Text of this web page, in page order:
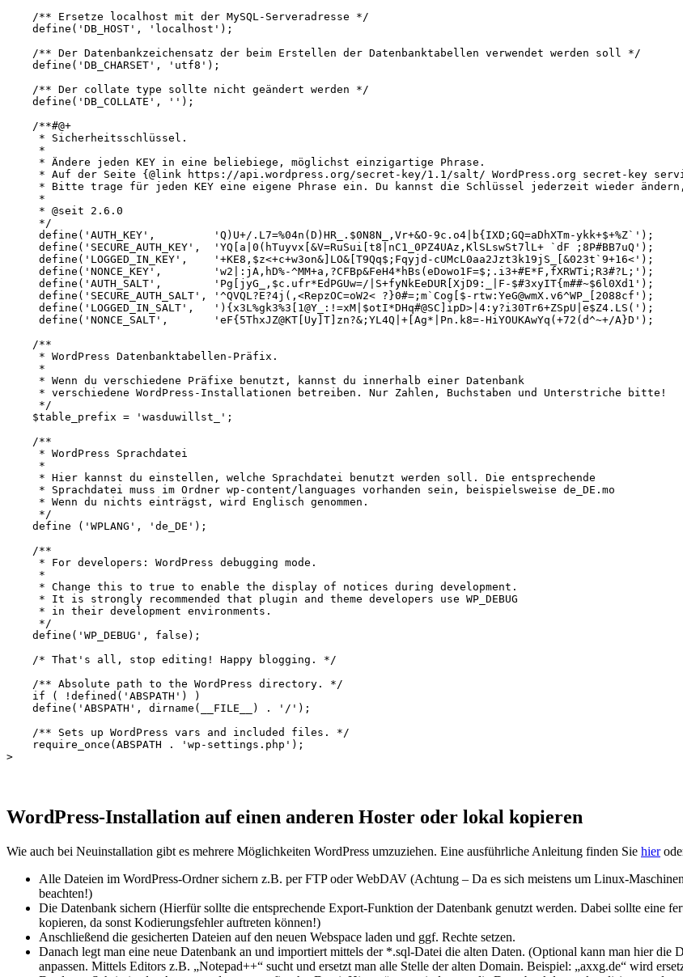
    /** Ersetze localhost mit der MySQL-Serveradresse */
    define('DB_HOST', 'localhost');
    /** Der Datenbankzeichensatz der beim Erstellen der Datenbanktabellen verwendet werden soll */
    define('DB_CHARSET', 'utf8');
    /** Der collate type sollte nicht geändert werden */
    define('DB_COLLATE', '');
    /**#@+
     * Sicherheitsschlüssel.
     *
     * Ändere jeden KEY in eine beliebiege, möglichst einzigartige Phrase.
* Auf der Seite {@link https://api.wordpress.org/secret-key/1.1/salt/ WordPress.org secret-key
* Bitte trage für jeden KEY eine eigene Phrase ein. Du kannst die Schlüssel jederzeit wieder
     *
     * @seit 2.6.0
     */
     define('AUTH_KEY',         'Q)U+/.L7=%04n(D)HR_.$0N8N_,Vr+&O-9c.o4|b{IXD;GQ=aDhXTm-ykk+$+%Z`');
     define('SECURE_AUTH_KEY',  'YQ[a|0(hTuyvx[&V=RuSui[t8|nC1_0PZ4UAz,KlSLswSt7lL+ `dF ;8P#BB7uQ');
     define('LOGGED_IN_KEY',    '+KE8,$z<+c+w3on&]LO&[T9Qq$;Fqyjd-cUMcL0aa2Jzt3k19jS_[&023t`9+16<');
     define('NONCE_KEY',        'w2|:jA,hD%-^MM+a,?CFBp&FeH4*hBs(eDowo1F=$;.i3+#E*F,fXRWTi;R3#?L;');
     define('AUTH_SALT',        'Pg[jyG_,$c.ufr*EdPGUw=/|S+fyNkEeDUR[XjD9:_|F-$#3xyIT{m##~$6l0Xd1');
     define('SECURE_AUTH_SALT', '^QVQL?E?4j(,<RepzOC=oW2< ?}0#=;m`Cog[$-rtw:YeG@wmX.v6^WP_[2088cf');
     define('LOGGED_IN_SALT',   '){x3L%gk3%3[1@Y_:!=xM|$otI*DHq#@SC]ipD>|4:y?i30Tr6+ZSpU|e$Z4.LS(');
     define('NONCE_SALT',       'eF{5ThxJZ@KT[Uy]T]zn?&;YL4Q|+[Ag*|Pn.k8=-HiYOUKAwYq(+72(d^~+/A}D');
    /**
     * WordPress Datenbanktabellen-Präfix.
     *
     * Wenn du verschiedene Präfixe benutzt, kannst du innerhalb einer Datenbank
     * verschiedene WordPress-Installationen betreiben. Nur Zahlen, Buchstaben und Unterstriche bitte!
     */
    $table_prefix = 'wasduwillst_';
    /**
     * WordPress Sprachdatei
     *
     * Hier kannst du einstellen, welche Sprachdatei benutzt werden soll. Die entsprechende
     * Sprachdatei muss im Ordner wp-content/languages vorhanden sein, beispielsweise de_DE.mo
     * Wenn du nichts einträgst, wird Englisch genommen.
     */
    define ('WPLANG', 'de_DE');
    /**
     * For developers: WordPress debugging mode.
     *
     * Change this to true to enable the display of notices during development.
     * It is strongly recommended that plugin and theme developers use WP_DEBUG
     * in their development environments.
     */
    define('WP_DEBUG', false);
    /* That's all, stop editing! Happy blogging. */
    /** Absolute path to the WordPress directory. */
    if ( !defined('ABSPATH') )
    define('ABSPATH', dirname(__FILE__) . '/');
    /** Sets up WordPress vars and included files. */
    require_once(ABSPATH . 'wp-settings.php');
WordPress-Installation auf einen anderen Hoster oder lokal kopieren
Wie auch bei Neuinstallation gibt es mehrere Möglichkeiten WordPress umzuziehen. Eine ausführliche Anleitung finden Sie hier
Alle Dateien im WordPress-Ordner sichern z.B. per FTP oder WebDAV (Achtung – Da es sich meistens um Linux-
beachten!)
Die Datenbank sichern (Hierfür sollte die entsprechende Export-Funktion der Datenbank genutzt werden. Dabei sollte eine
kopieren, da sonst Kodierungsfehler auftreten können!)
Anschließend die gesicherten Dateien auf den neuen Webspace laden und ggf. Rechte setzen.
Danach legt man eine neue Datenbank an und importiert mittels der *.sql-Datei die alten Daten. (Optional kann man hier
anpassen. Mittels Editors z.B. „Notepad++“ sucht und ersetzt man alle Stelle der alten Domain. Beispiel: „axxg.de“ wird